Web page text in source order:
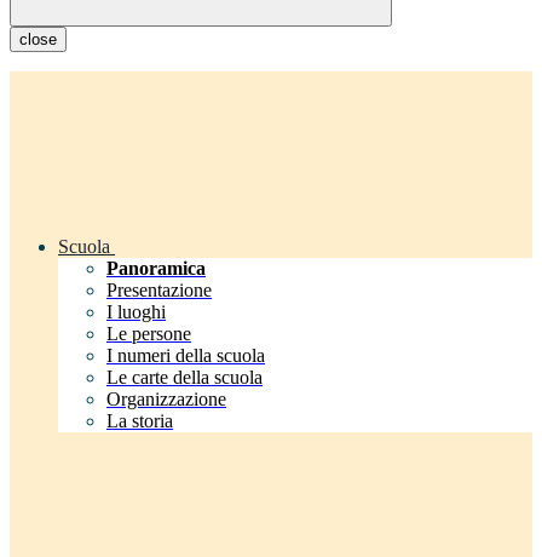
close
Scuola
Panoramica
Presentazione
I luoghi
Le persone
I numeri della scuola
Le carte della scuola
Organizzazione
La storia